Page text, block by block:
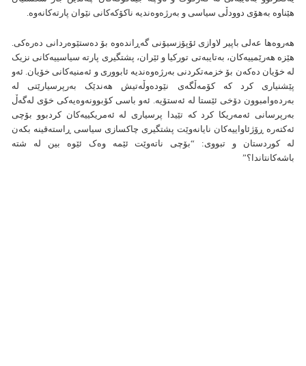
هێناوە بەهۆی دوودڵی سیاسی و بەرژەوەندیە ناکۆکەکانی نێوان پارتەکانەوە.
هەروەها عەلی باپیر لاوازی ئۆپۆزسیۆنی گەڕاندەوە بۆ دەستێوەردانی دەرەکی.
هێزە هەرێمییەکان، بەتایبەتی تورکیا و ئێران، پشتگیری پارتە سیاسییەکانی نزیک
لە خۆیان دەکەن بۆ خزمەتکردنی بەرژەوەندیە ئابووری و ئەمنیەکانی خۆیان. ئەو
پێشنیاری کرد کە کۆمەڵگەی نێودەوڵەتیش هەندێک بەرپرسیارێتی لە
بەردەوامبوون دۆخی ئێستا لە ئەستۆیە. ئەو باسی کۆبوونەوەیەکی خۆی لەگەڵ
بەرپرسانی ئەمەریکا کرد کە تێیدا پرسیاری لە ئەمریکییەکان کردبوو بۆچی
ئەکتەرە ڕۆژئاواییەکان نایانەوێت پشتگیری چاکسازی سیاسی ڕاستەقینە بکەن
لە کوردستان و تبووی: “بۆچی ناتەوێت ئێمە وەک ئێوە بین لە شتە
باشەکانتاندا؟”